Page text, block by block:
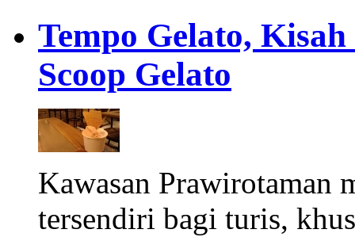
Tempo Gelato,
Scoop Gelato
Kawasan Prawirotaman
tersendiri bagi turis,